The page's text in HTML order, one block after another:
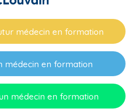
médecin en formation
médecin en formation
médecin en formation